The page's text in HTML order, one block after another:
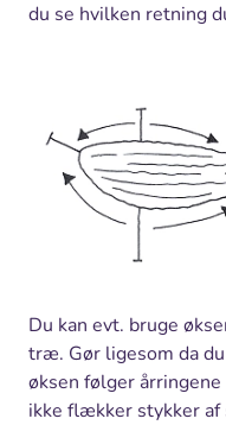
du se hvilken retning
Du kan evt. bruge
træ. Gør ligesom da
øksen følger
ikke flækker stykker af